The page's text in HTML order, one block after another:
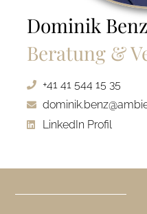
Dominik Benz
Beratung &
+41 41 544 15 35
LinkedIn Profil